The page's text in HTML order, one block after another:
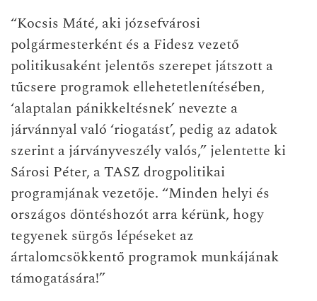
“Kocsis Máté, aki józsefvárosi
polgármesterként és a Fidesz vezető
politikusaként jelentős szerepet játszott a
tűcsere programok ellehetetlenítésében,
‘alaptalan pánikkeltésnek’ nevezte a
járvánnyal való ‘riogatást’, pedig az adatok
szerint a járványveszély valós,” jelentette ki
Sárosi Péter, a TASZ drogpolitikai
programjának vezetője. “Minden helyi és
országos döntéshozót arra kérünk, hogy
tegyenek sürgős lépéseket az
ártalomcsökkentő programok munkájának
támogatására!”